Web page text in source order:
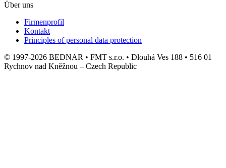
Über uns
Firmenprofil
Kontakt
Principles of personal data protection
© 1997-2026 BEDNAR • FMT s.r.o. • Dlouhá Ves 188 • 516 01
Rychnov nad Kněžnou – Czech Republic